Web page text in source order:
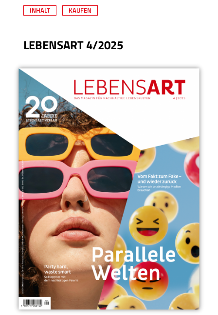
INHALT KAUFEN
LEBENSART 4/2025